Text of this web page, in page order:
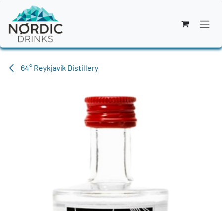
Zum Inhalt springen
64° Reykjavík Distillery